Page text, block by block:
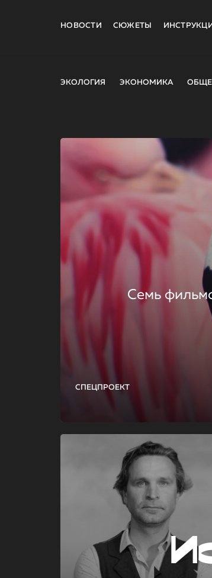
НОВОСТИ СЮЖЕТЫ
ЭКОЛОГИЯ ЭКОНОМИКА
СПЕЦПРОЕКТ
Семь